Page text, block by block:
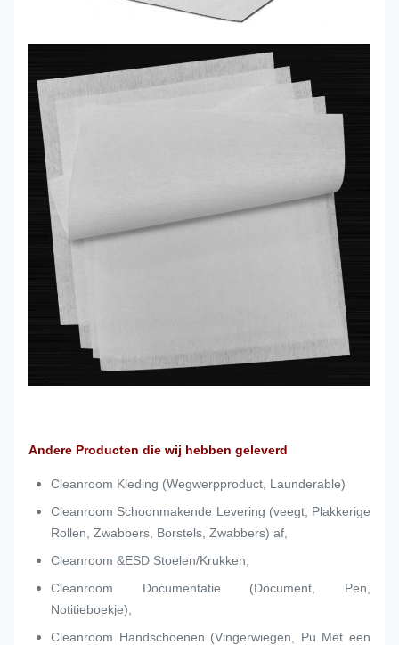
Andere Producten die wij hebben geleverd
Cleanroom Kleding (Wegwerpproduct, Launderable)
Cleanroom Schoonmakende Levering (veegt, Plakkerige
Rollen, Zwabbers, Borstels, Zwabbers) af,
Cleanroom &ESD Stoelen/Krukken,
Cleanroom Documentatie (Document, Pen,
Notitieboekje),
Cleanroom Handschoenen (Vingerwiegen, Pu Met een